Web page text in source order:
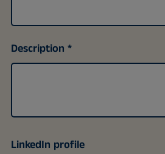
Description
LinkedIn profile